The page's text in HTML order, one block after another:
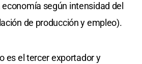
economía según intensidad del
de producción y empleo).
es el tercer exportador y